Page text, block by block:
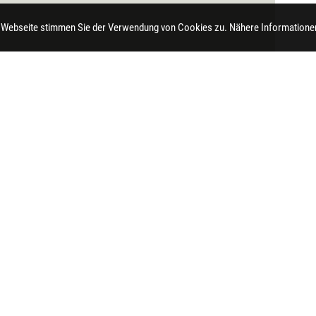
stimmen Sie der Verwendung von Cookies zu. Nähere